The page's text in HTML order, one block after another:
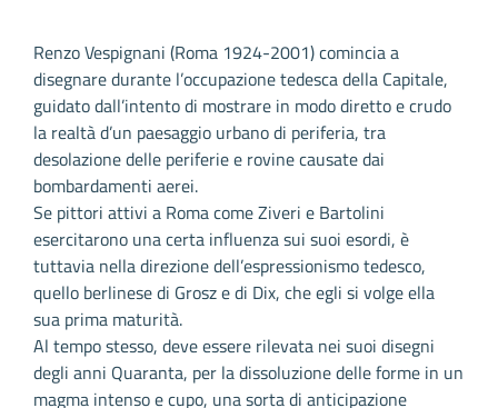
Renzo Vespignani (Roma 1924-2001) comincia a
disegnare durante l’occupazione tedesca della Capitale,
guidato dall’intento di mostrare in modo diretto e crudo
la realtà d’un paesaggio urbano di periferia, tra
desolazione delle periferie e rovine causate dai
bombardamenti aerei.
Se pittori attivi a Roma come Ziveri e Bartolini
esercitarono una certa influenza sui suoi esordi, è
tuttavia nella direzione dell’espressionismo tedesco,
quello berlinese di Grosz e di Dix, che egli si volge ella
sua prima maturità.
Al tempo stesso, deve essere rilevata nei suoi disegni
degli anni Quaranta, per la dissoluzione delle forme in un
magma intenso e cupo, una sorta di anticipazione